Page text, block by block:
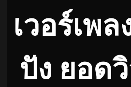
เวอร์เพ
ปัง ยอด